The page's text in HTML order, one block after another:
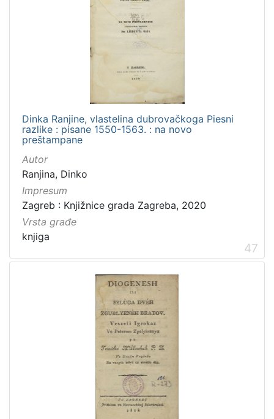
Dinka Ranjine, vlastelina dubrovačkoga Piesni
razlike : pisane 1550-1563. : na novo
preštampane
Autor
Ranjina, Dinko
Impresum
Zagreb : Knjižnice grada Zagreba, 2020
Vrsta građe
knjiga
47